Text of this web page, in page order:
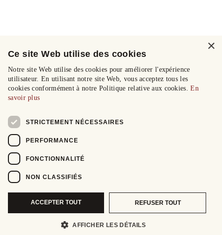
×
Ce site Web utilise des cookies
Notre site Web utilise des cookies pour améliorer l'expérience
utilisateur. En utilisant notre site Web, vous acceptez tous les
cookies conformément à notre Politique relative aux cookies.En
savoir plus
STRICTEMENT NÉCESSAIRES
PERFORMANCE
FONCTIONNALITÉ
NON CLASSIFIÉS
ACCEPTER TOUT REFUSER TOUT
AFFICHER LES DÉTAILS